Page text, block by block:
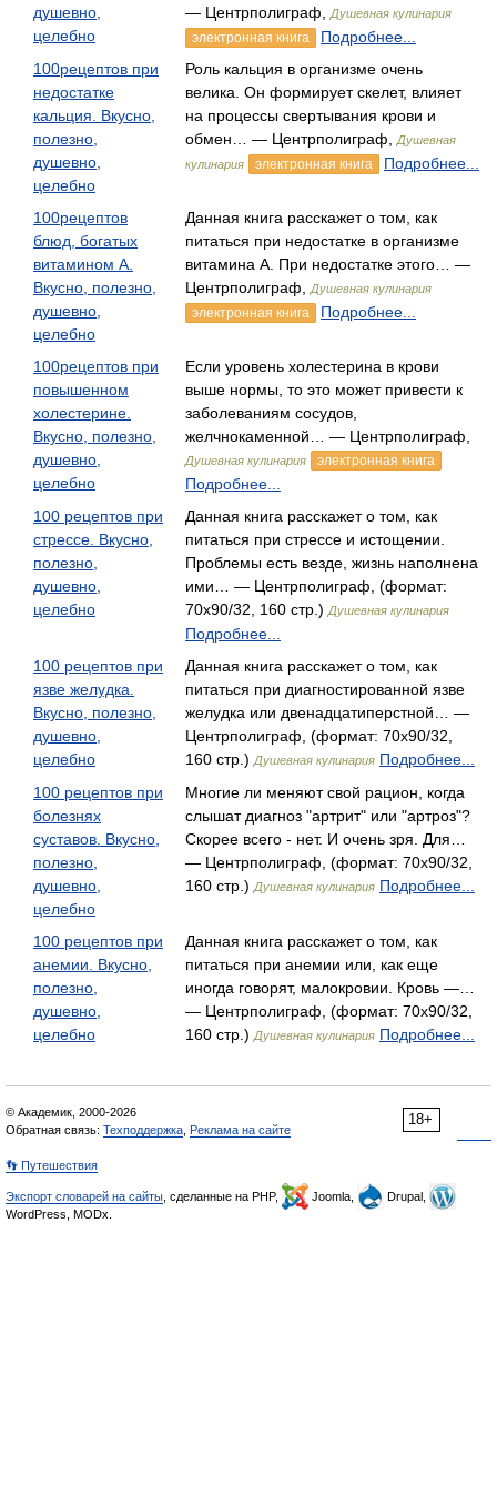
душевно,
целебно
— Центрполиграф,
Душевная кулинария
электронная книга
Подробнее...
100рецептов при
недостатке
кальция. Вкусно,
полезно,
душевно,
целебно
Роль кальция в организме очень
велика. Он формирует скелет, влияет
на процессы свертывания крови и
обмен… — Центрполиграф,
Душевная
кулинария
электронная книга Подробнее...
100рецептов
блюд, богатых
витамином А.
Вкусно, полезно,
душевно,
целебно
Данная книга расскажет о том, как
питаться при недостатке в организме
витамина А. При недостатке этого… —
Центрполиграф,
Душевная кулинария
электронная книга Подробнее...
100рецептов при
повышенном
холестерине.
Вкусно, полезно,
душевно,
целебно
Если уровень холестерина в крови
выше нормы, то это может привести к
заболеваниям сосудов,
желчнокаменной… — Центрполиграф,
Душевная кулинария электронная книга
Подробнее...
100 рецептов при
стрессе. Вкусно,
полезно,
душевно,
целебно
Данная книга расскажет о том, как
питаться при стрессе и истощении.
Проблемы есть везде, жизнь наполнена
ими… — Центрполиграф, (формат:
70x90/32, 160 стр.) Душевная кулинария
Подробнее...
100 рецептов при
язве желудка.
Вкусно, полезно,
душевно,
целебно
Данная книга расскажет о том, как
питаться при диагности­рованной язве
желудка или двенадцатиперстной… —
Центрполиграф, (формат: 70x90/32,
160 стр.) Душевная кулинария Подробнее...
100 рецептов при
болезнях
суставов. Вкусно,
полезно,
душевно,
целебно
Многие ли меняют свой рацион, когда
слышат диагноз "артрит" или "артроз"?
Скорее всего - нет. И очень зря. Для…
— Центрполиграф, (формат: 70x90/32,
160 стр.) Душевная кулинария Подробнее...
100 рецептов при
анемии. Вкусно,
полезно,
душевно,
целебно
Данная книга расскажет о том, как
питаться при анемии или, как еще
иногда говорят, малокровии. Кровь —…
— Центрполиграф, (формат: 70x90/32,
160 стр.) Душевная кулинария Подробнее...
18+
© Академик, 2000-2026
Обратная связь: Техподдержка Реклама на сайте
👣 Путешествия
Экспорт словарей на сайты , сделанные на PHP, Joomla,
Drupal,
WordPress, MODx.